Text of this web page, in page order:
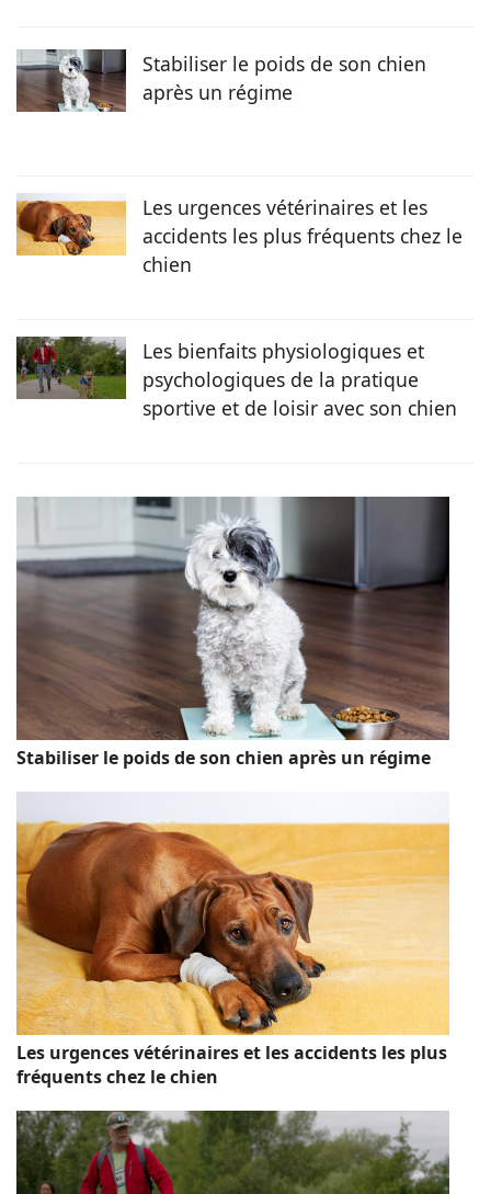
Stabiliser le poids de son chien
après un régime
Les urgences vétérinaires et les
accidents les plus fréquents chez le
chien
Les bienfaits physiologiques et
psychologiques de la pratique
sportive et de loisir avec son chien
Stabiliser le poids de son chien après un régime
Les urgences vétérinaires et les accidents les plus
fréquents chez le chien